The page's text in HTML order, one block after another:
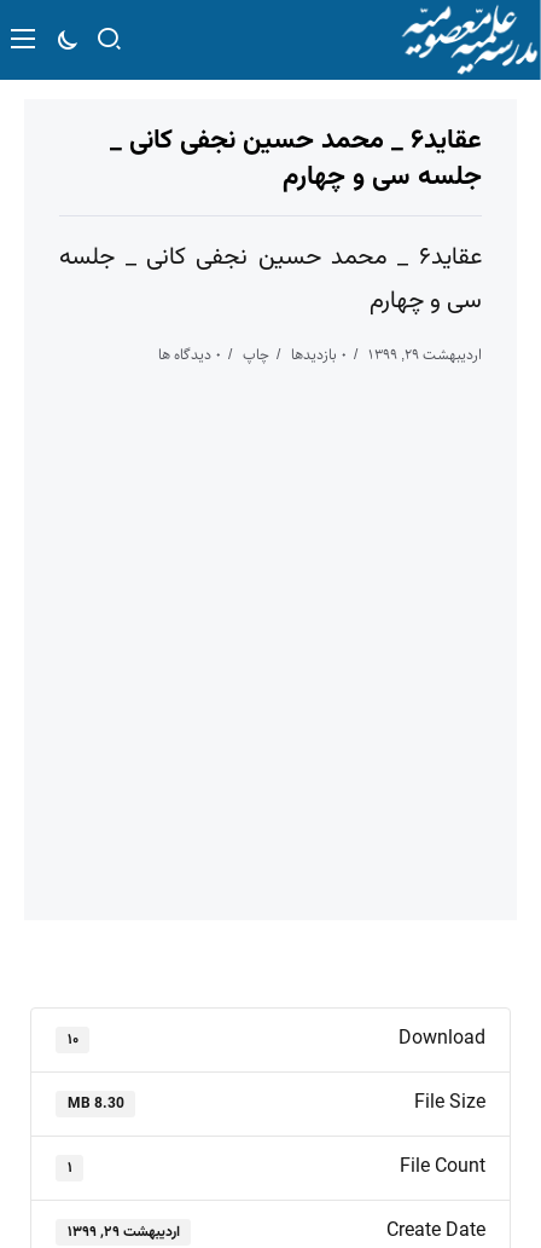
عقاید۶ _ محمد حسین نجفی کانی _
جلسه سی و چهارم
عقاید۶ _ محمد حسین نجفی کانی _ جلسه
سی و چهارم
اردیبهشت ۲۹, ۱۳۹۹ ۰ بازدیدها چاپ ۰ دیدگاه ها
Download ۱۰
File Size
8.30 MB
File Count ۱
Create Date اردیبهشت ۲۹, ۱۳۹۹